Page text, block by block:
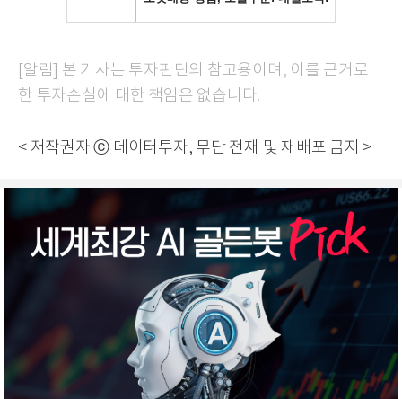
[알림] 본 기사는 투자판단의 참고용이며, 이를 근거로
한 투자손실에 대한 책임은 없습니다.
< 저작권자 ⓒ 데이터투자, 무단 전재 및 재배포 금지 >